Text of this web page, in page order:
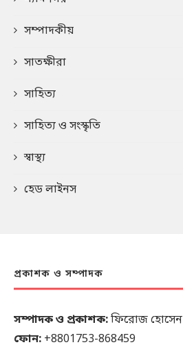
সম্পাদকীয়
সাতক্ষীরা
সাহিত্য
সাহিত্য ও সংস্কৃতি
স্বাস্থ্য
হেড লাইনস
প্রকাশক ও সম্পাদক
সম্পাদক ও প্রকাশক:ফিরোজ হোসেন
ফোন: +8801753-868459